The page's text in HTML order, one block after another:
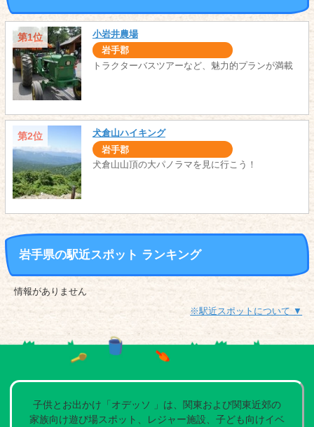
第1位 小岩井農場
岩手郡
トラクターバスツアーなど、魅力的プランが満載
第2位 犬倉山ハイキング
岩手郡
犬倉山山頂の大パノラマを見に行こう！
岩手県の駅近スポット ランキング
情報がありません
※駅近スポットについて ▼
子供とお出かけ「オデッソ 」は、関東および関東近郊の
家族向け遊び場スポット、レジャー施設、子ども向けイベ